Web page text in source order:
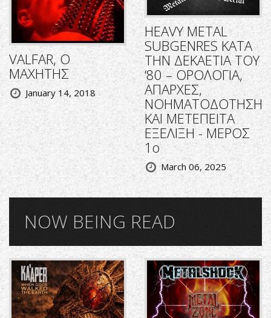
VALFAR, Ο
ΜΑΧΗΤΗΣ
January 14, 2018
HEAVY METAL
SUBGENRES ΚΑΤΑ
ΤΗΝ ΔΕΚΑΕΤΙΑ ΤΟΥ
‘80 – ΟΡΟΛΟΓΙΑ,
ΑΠΑΡΧΕΣ,
ΝΟΗΜΑΤΟΔΟΤΗΣΗ
ΚΑΙ ΜΕΤΕΠΕΙΤΑ
ΕΞΕΛΙΞΗ - ΜΕΡΟΣ
1ο
March 06, 2025
NOW BEING READ